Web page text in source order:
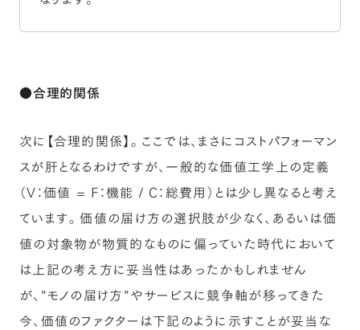
●合理的関係
次に【合理的関係】。ここでは、まさにコストパフォーマン
スが肝となるわけですが、一般的な価値工学上の定義
（V：価値 = F：機能 / C：総費用）とは少し異なると考え
ています。価値の届け方の選択肢が少なく、あるいは価
値の対象物が物質的なものに偏っていた時代において
は上記の考え方に妥当性はあったかもしれません
が、”モノの届け方”やサービスに競争軸が移ってきた
今、価値のファクターは下記のように示すことが妥当な